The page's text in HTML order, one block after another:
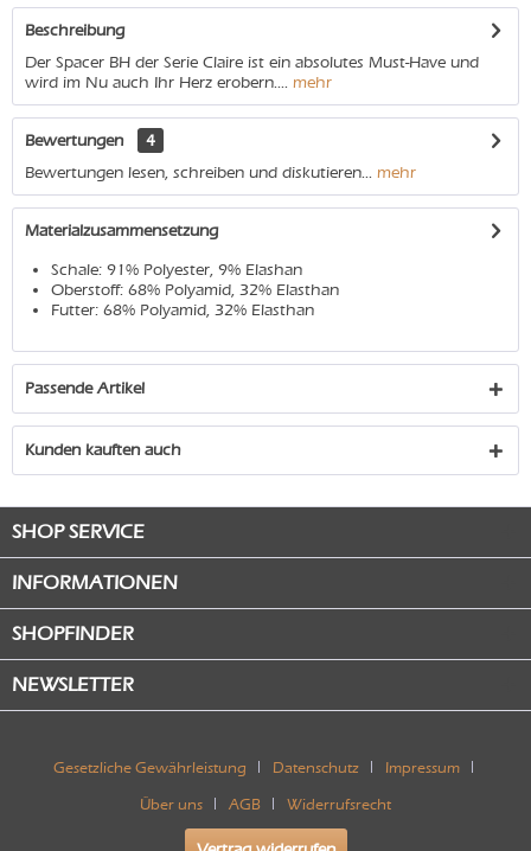
Beschreibung
Der Spacer BH der Serie Claire ist ein absolutes Must-Have und
wird im Nu auch Ihr Herz erobern.... mehr
Bewertungen
4
Bewertungen lesen, schreiben und diskutieren... mehr
Materialzusammensetzung
Schale: 91% Polyester, 9% Elashan
Oberstoff: 68% Polyamid, 32% Elasthan
Futter: 68% Polyamid, 32% Elasthan
Passende Artikel
Kunden kauften auch
SHOP SERVICE
INFORMATIONEN
SHOPFINDER
NEWSLETTER
Gesetzliche Gewährleistung Datenschutz Impressum
Über uns AGB Widerrufsrecht